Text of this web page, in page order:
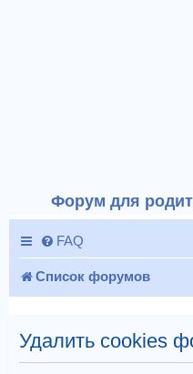
Форум для
FAQ
Список форумов
Удалить cookies